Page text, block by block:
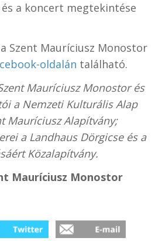
a koncert megtekintése
Szent Mauríciusz Monostor
oldalán található.
Mauríciusz Monostor és
a Nemzeti Kulturális Alap
Mauríciusz Alapítvány;
a Landhaus Dörgicse és a
Közalapítvány.
Mauríciusz Monostor